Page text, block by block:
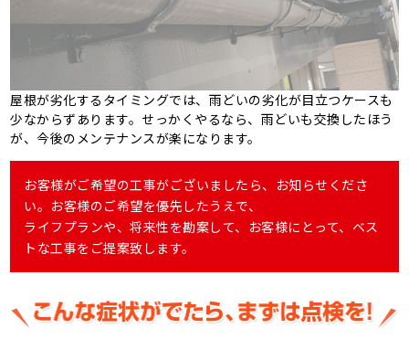
屋根が劣化するタイミングでは、雨どいの劣化が目立つケースも
少なからずあります。せっかくやるなら、雨どいも交換したほう
が、今後のメンテナンスが楽になります。
お客様がご希望の工事がございましたら、お知らせくださ
い。お客様のご希望を優先したうえで、
ライフプランや、将来性を勘案して、お客様にとって、ベス
トな工事をご提案致します。